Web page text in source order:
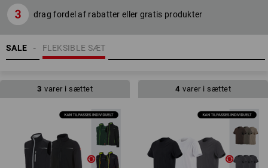
drag fordel af rabatter eller gratis produkter
SALE FLEKSIBLE SÆT
3 varer i sættet 4 varer i sættet